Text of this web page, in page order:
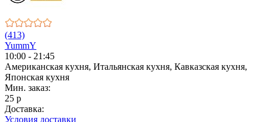
(413)
YummY
10:00 - 21:45
Американская кухня, Итальянская кухня, Кавказская кухня,
Японская кухня
Мин. заказ:
25 р
Доставка:
Условия доставки